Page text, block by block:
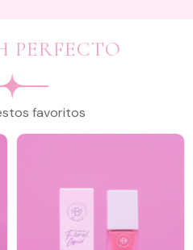
PERFECTO
favoritos